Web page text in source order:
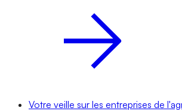
Votre veille sur les entreprises de